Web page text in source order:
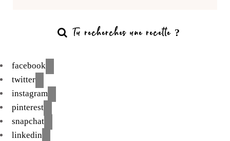
facebook
twitter
instagram
pinterest
snapchat
linkedin